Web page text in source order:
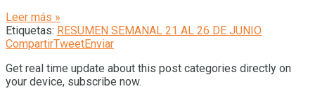
Leer más »
Etiquetas: RESUMEN SEMANAL 21 AL 26 DE JUNIO
CompartirTweetEnviar
Get real time update about this post categories directly on
your device, subscribe now.